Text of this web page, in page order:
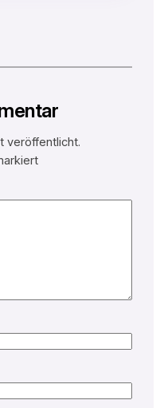
veröffentlicht.